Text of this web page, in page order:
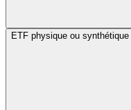
ETF physique ou